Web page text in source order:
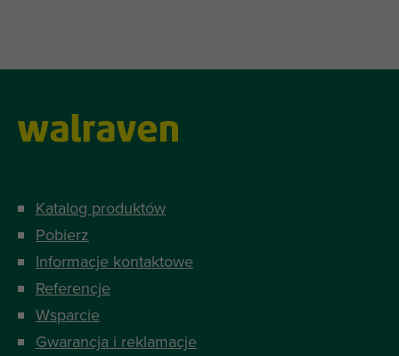
Katalog produktów
Pobierz
Informacje kontaktowe
Referencje
Wsparcie
Gwarancja i reklamacje